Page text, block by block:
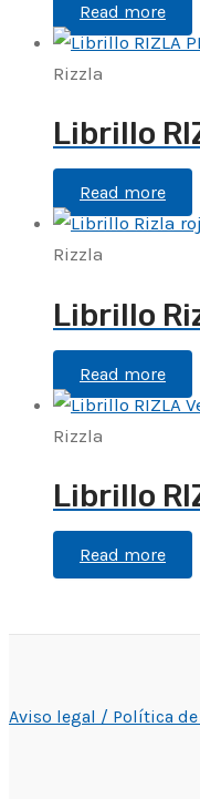
Read more
Rizzla
Librillo
Read more
Rizzla
Librillo
Read more
Rizzla
Librillo
Read more
Aviso legal / Política